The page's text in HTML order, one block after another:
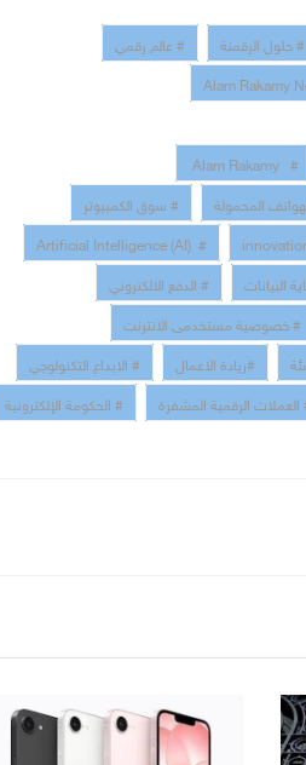
# حلول الرقمنة
# عالم رقمي
# Alam Rakamy
المحمولة
# سوق الكمبيوتر
# Artificial Intelligence (AI)
البيانات
# الدفع الالكتروني
# خصوصية مستخدمى الانترنت
#ريادة الاعمال
# الابداع التكنولوجي
العملات الرقمية المشفرة
# الحكومة الإلكترونية